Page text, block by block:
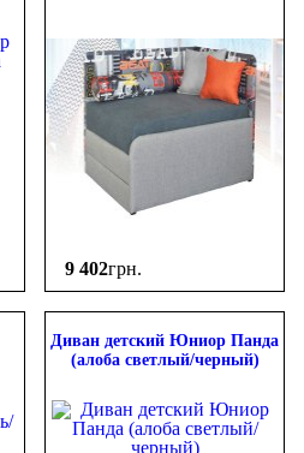
грн.
9 402грн.
Диван детский Юниор Панда
(алоба светлый/черный)